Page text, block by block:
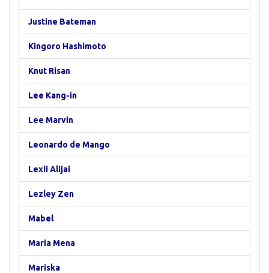
Justine Bateman
Kingoro Hashimoto
Knut Risan
Lee Kang-in
Lee Marvin
Leonardo de Mango
Lexii Alijai
Lezley Zen
Mabel
Maria Mena
Mariska